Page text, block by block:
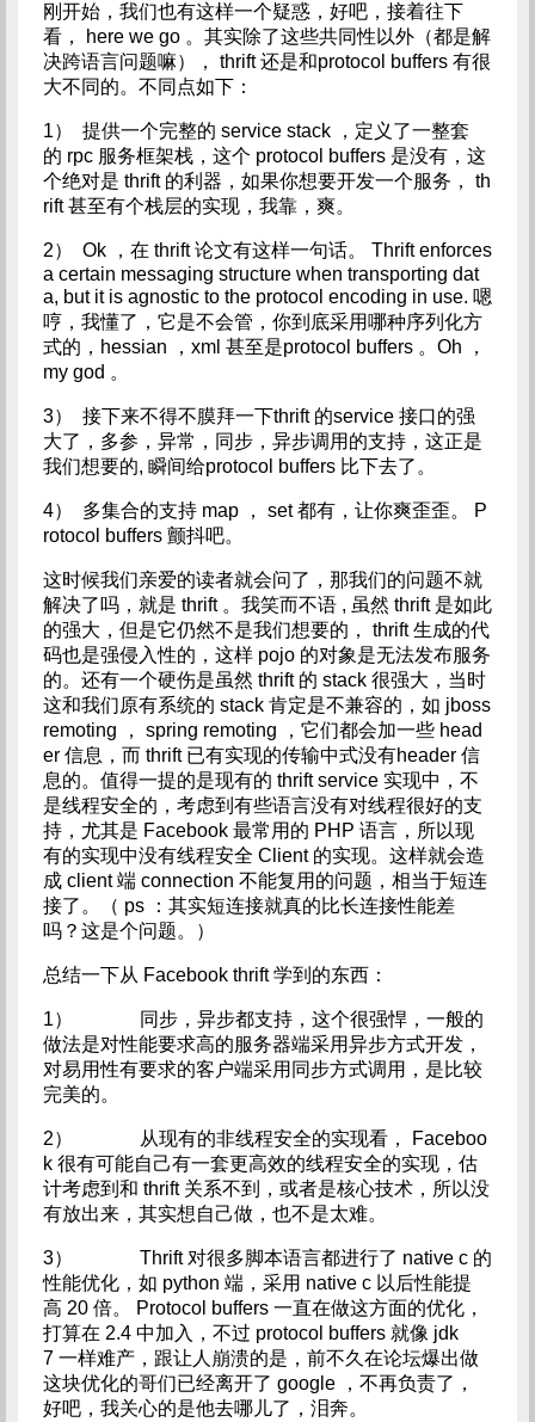
刚开始，我们也有这样一个疑惑，好吧，接着往下
看， here we go 。其实除了这些共同性以外（都是解
决跨语言问题嘛）， thrift 还是和protocol buffers 有很
大不同的。不同点如下：
1） 提供一个完整的 service stack ，定义了一整套
的 rpc 服务框架栈，这个 protocol buffers 是没有，这
个绝对是 thrift 的利器，如果你想要开发一个服务， th
rift 甚至有个栈层的实现，我靠，爽。
2） Ok ，在 thrift 论文有这样一句话。 Thrift enforces
a certain messaging structure when transporting dat
a, but it is agnostic to the protocol encoding in use. 嗯
哼，我懂了，它是不会管，你到底采用哪种序列化方
式的，hessian ，xml 甚至是protocol buffers 。Oh ，
my god 。
3） 接下来不得不膜拜一下thrift 的service 接口的强
大了，多参，异常，同步，异步调用的支持，这正是
我们想要的, 瞬间给protocol buffers 比下去了。
4） 多集合的支持 map ， set 都有，让你爽歪歪。 P
rotocol buffers 颤抖吧。
这时候我们亲爱的读者就会问了，那我们的问题不就
解决了吗，就是 thrift 。我笑而不语 , 虽然 thrift 是如此
的强大，但是它仍然不是我们想要的， thrift 生成的代
码也是强侵入性的，这样 pojo 的对象是无法发布服务
的。还有一个硬伤是虽然 thrift 的 stack 很强大，当时
这和我们原有系统的 stack 肯定是不兼容的，如 jboss
remoting ， spring remoting ，它们都会加一些 head
er 信息，而 thrift 已有实现的传输中式没有header 信
息的。值得一提的是现有的 thrift service 实现中，不
是线程安全的，考虑到有些语言没有对线程很好的支
持，尤其是 Facebook 最常用的 PHP 语言，所以现
有的实现中没有线程安全 Client 的实现。这样就会造
成 client 端 connection 不能复用的问题，相当于短连
接了。（ ps ：其实短连接就真的比长连接性能差
吗？这是个问题。）
总结一下从 Facebook thrift 学到的东西：
1） 同步，异步都支持，这个很强悍，一般的
做法是对性能要求高的服务器端采用异步方式开发，
对易用性有要求的客户端采用同步方式调用，是比较
完美的。
2） 从现有的非线程安全的实现看， Faceboo
k 很有可能自己有一套更高效的线程安全的实现，估
计考虑到和 thrift 关系不到，或者是核心技术，所以没
有放出来，其实想自己做，也不是太难。
3） Thrift 对很多脚本语言都进行了 native c 的
性能优化，如 python 端，采用 native c 以后性能提
高 20 倍。 Protocol buffers 一直在做这方面的优化，
打算在 2.4 中加入，不过 protocol buffers 就像 jdk
7 一样难产，跟让人崩溃的是，前不久在论坛爆出做
这块优化的哥们已经离开了 google ，不再负责了，
好吧，我关心的是他去哪儿了，泪奔。